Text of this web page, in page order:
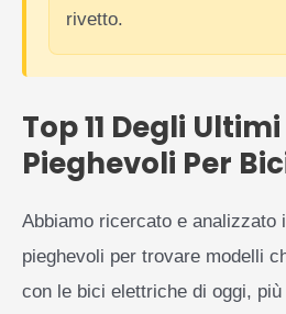
rivetto.
Top 11 Degli
Pieghevoli Per
Abbiamo ricercato e analizzato
pieghevoli per trovare modelli
con le bici elettriche di oggi,